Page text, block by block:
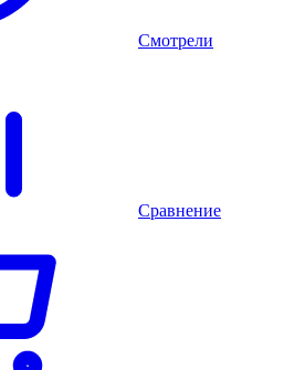
Смотрели
Сравнение